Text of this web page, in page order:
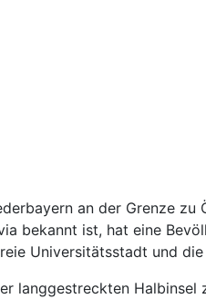
an der Grenze
bekannt ist, hat eine
Universitätsstadt und
langgestreckten